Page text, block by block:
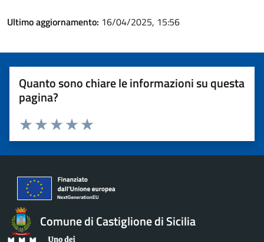
Ultimo aggiornamento: 16/04/2025, 15:56
Quanto sono chiare le informazioni su questa
pagina?
Valuta 5 stelle su 5
Valuta 4 stelle su 5
Valuta 3 stelle su 5
Valuta 2 stelle su 5
Valuta 1 stelle su 5
Comune di Castiglione di Sicilia